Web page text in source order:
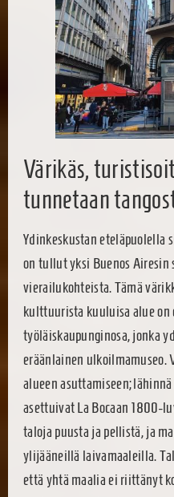
Värikäs,
tunnetaan
Ydinkeskustan eteläpuolella
on tullut yksi Buenos Airesin
vierailukohteista. Tämä
kulttuurista kuuluisa alue on
työläiskaupunginosa, jonka
eräänlainen
alueen asuttamiseen;
asettuivat La Bocaan 1800-
taloja puusta ja pellistä, ja
ylijääneillä laivamaaleilla.
että yhtä maalia ei riittänyt